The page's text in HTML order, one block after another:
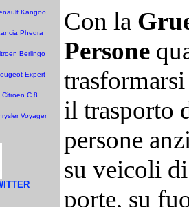
Kangoo
Phedra
Berlingo
Expert
C 8
Voyager
Con la
Persone
il trasporto
persone
su veicoli
porte, su